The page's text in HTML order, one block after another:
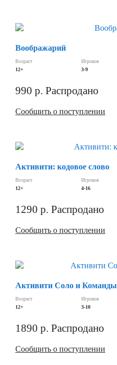
Воображарий
Возраст
12+
Игроков
3-9
990 р. Распродано
Сообщить о поступлении
Активити: кодовое слово
Возраст
12+
Игроков
4-16
1290 р. Распродано
Сообщить о поступлении
Активити Соло и Команды
Возраст
12+
Игроков
3-10
1890 р. Распродано
Сообщить о поступлении